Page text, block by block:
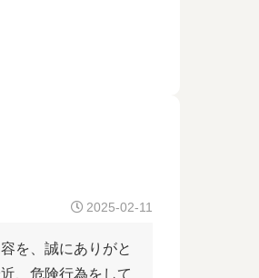
2025-02-11
を、誠にありがと
、危険行為をして